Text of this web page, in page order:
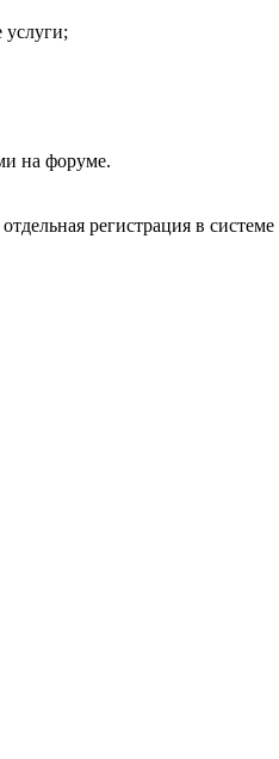
на форуме.
регистрация в